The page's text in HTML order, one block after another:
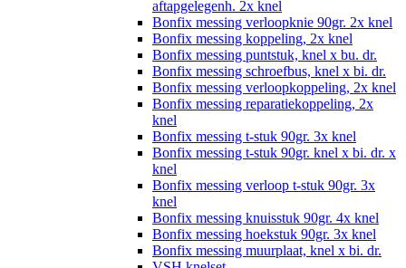
aftapgelegenh. 2x knel
Bonfix messing verloopknie 90gr. 2x knel
Bonfix messing koppeling, 2x knel
Bonfix messing puntstuk, knel x bu. dr.
Bonfix messing schroefbus, knel x bi. dr.
Bonfix messing verloopkoppeling, 2x knel
Bonfix messing reparatiekoppeling, 2x
knel
Bonfix messing t-stuk 90gr. 3x knel
Bonfix messing t-stuk 90gr. knel x bi. dr. x
knel
Bonfix messing verloop t-stuk 90gr. 3x
knel
Bonfix messing knuisstuk 90gr. 4x knel
Bonfix messing hoekstuk 90gr. 3x knel
Bonfix messing muurplaat, knel x bi. dr.